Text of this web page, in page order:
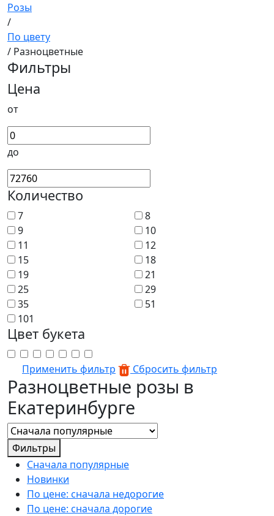
Розы
/
По цвету
/ Разноцветные
Фильтры
Цена
от
до
Количество
7
8
9
10
11
12
15
18
19
21
25
29
35
51
101
Цвет букета
Применить фильтр Сбросить фильтр
Разноцветные розы в
Екатеринбурге
Фильтры
Сначала популярные
Новинки
По цене: сначала недорогие
По цене: сначала дорогие